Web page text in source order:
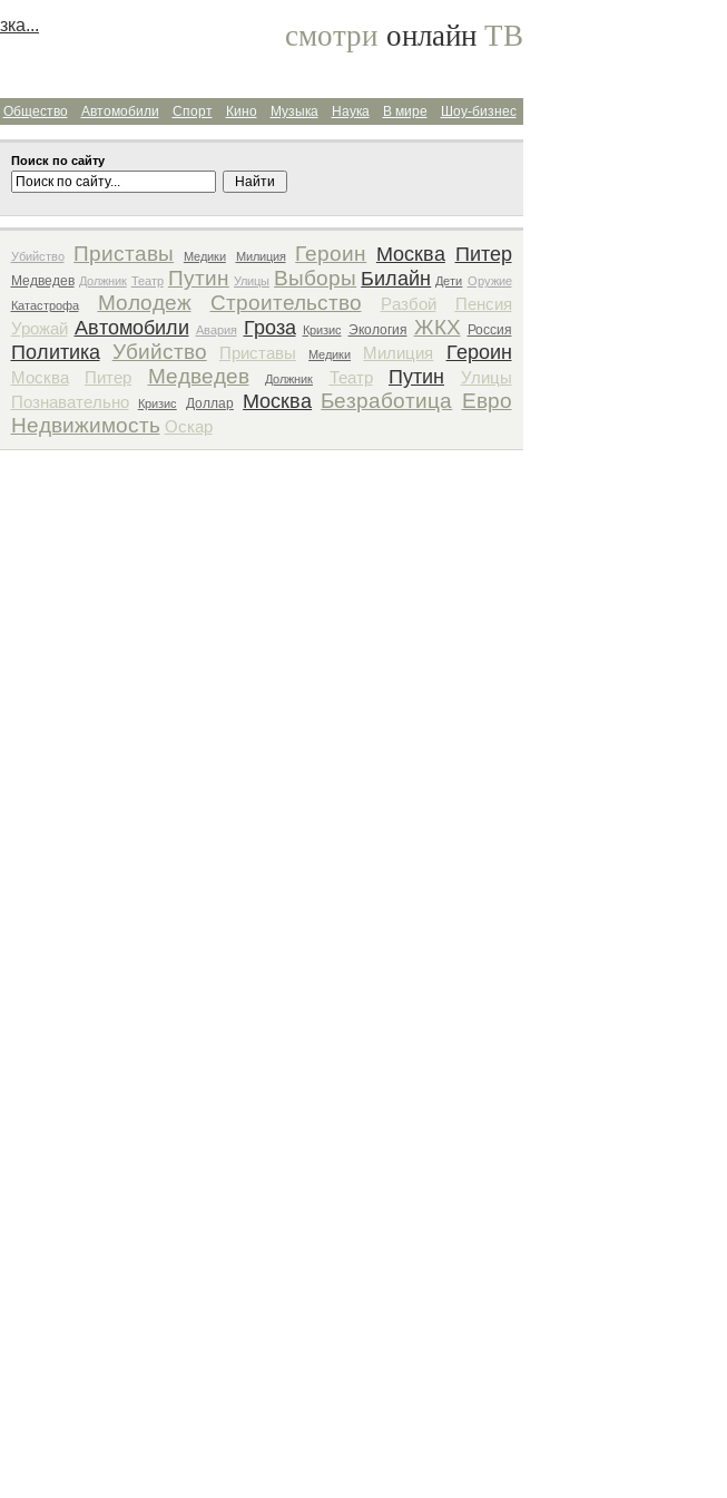
смотри онлайн ТВ
Шоу-бизнес
В мире
Наука
Музыка
Кино
Спорт
Автомобили
Общество
Поиск по сайту
Поиск архива
Убийство
Приставы Медики Милиция Героин Москва Питер
Медведев Должник Театр Путин Улицы Выборы Билайн Дети Оружие
Катастрофа
Молодеж Строительство Разбой
Пенсия
Урожай Автомобили Авария Гроза Кризис Экология ЖКХ Россия
Политика Убийство Приставы Медики Милиция Героин
Москва Питер Медведев Должник Театр Путин
Улицы
Познавательно
Кризис Доллар Москва Безработица Евро
Недвижимость Оскар